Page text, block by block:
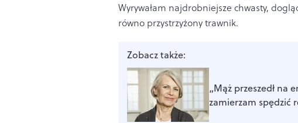
Wyrywałam najdrobniejsze chwasty,
równo przystrzyżony trawnik.
Zobacz także:
„Mąż przeszedł na
zamierzam spędzić